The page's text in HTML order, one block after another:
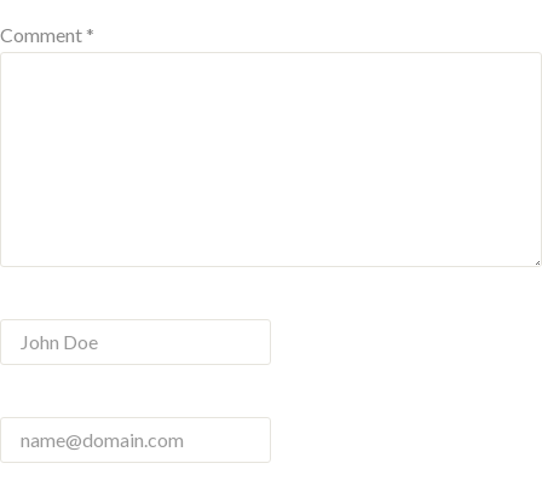
Comment *